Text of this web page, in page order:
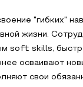
"гибких"
жизни.
soft skills,
осваивают
свои